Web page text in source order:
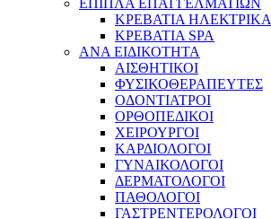
ΕΠΙΠΛΑ ΕΠΑΓΓΕΛΜΑΤΙΩΝ
ΚΡΕΒΑΤΙΑ ΗΛΕΚΤΡΙΚΑ
ΚΡΕΒΑΤΙΑ SPA
ΑΝΑ ΕΙΔΙΚΟΤΗΤΑ
ΑΙΣΘΗΤΙΚΟΙ
ΦΥΣΙΚΟΘΕΡΑΠΕΥΤΕΣ
ΟΔΟΝΤΙΑΤΡΟΙ
ΟΡΘΟΠΕΔΙΚΟΙ
ΧΕΙΡΟΥΡΓΟΙ
ΚΑΡΔΙΟΛΟΓΟΙ
ΓΥΝΑΙΚΟΛΟΓΟΙ
ΔΕΡΜΑΤΟΛΟΓΟΙ
ΠΑΘΟΛΟΓΟΙ
ΓΑΣΤΡΕΝΤΕΡΟΛΟΓΟΙ